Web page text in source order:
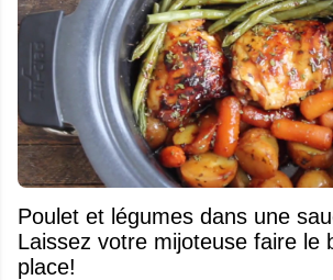
Poulet et légumes dans une
Laissez votre mijoteuse faire le
place!